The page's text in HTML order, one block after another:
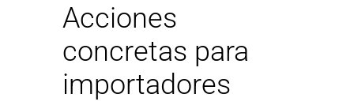
Acciones
concretas para
importadores